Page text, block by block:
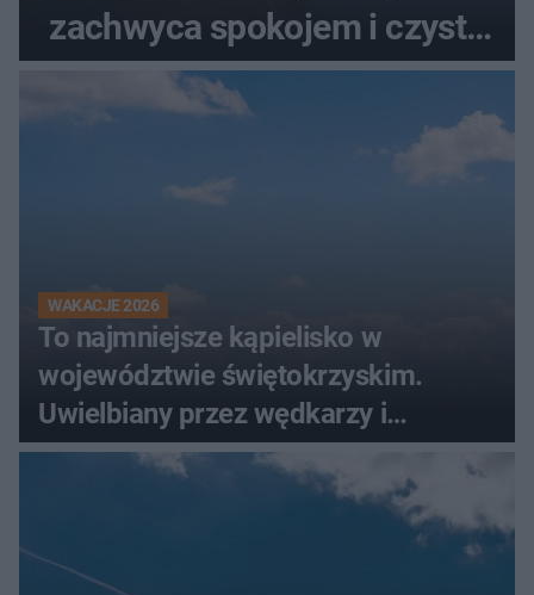
zachwyca spokojem i czystą
wodą
WAKACJE 2026
To najmniejsze kąpielisko w
województwie świętokrzyskim.
Uwielbiany przez wędkarzy i
turystów